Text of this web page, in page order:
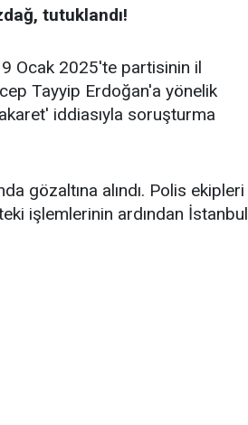
tutuklandı!
Ocak 2025'te partisinin il
Tayyip Erdoğan'a yönelik
iddiasıyla soruşturma
gözaltına alındı. Polis ekipleri
işlemlerinin ardından İstanbul